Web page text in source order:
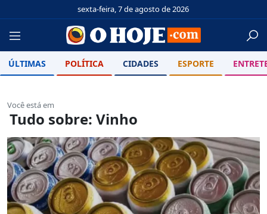
sexta-feira, 7 de agosto de 2026
ÚLTIMAS POLÍTICA CIDADES ESPORTE
Você está em
Tudo sobre: Vinho